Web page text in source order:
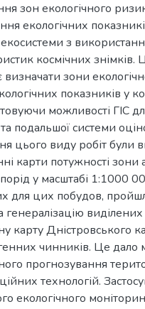
зон екологічного
екологічних
з
космічних
визначати зони
показників у
можливості ГІС
подальшої системи
цього виду робіт були
карти потужності зони
порід у масштабі 1:1000
для цих побудов,
генералізацію
карту Дністровського
чинників. Це дало
прогнозування
технологій.
екологічного